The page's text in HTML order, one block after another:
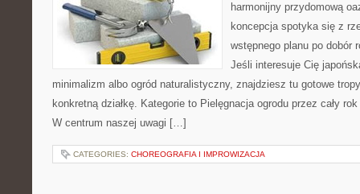
harmonijny przydomową
koncepcja spotyka się z
wstępnego planu po dobór
Jeśli interesuje Cię
minimalizm albo ogród naturalistyczny, znajdziesz tu gotowe
konkretną działkę. Kategorie to Pielęgnacja ogrodu przez cały
W centrum naszej uwagi […]
CATEGORIES: CHOREOGRAFIA I IMPROWIZACJA